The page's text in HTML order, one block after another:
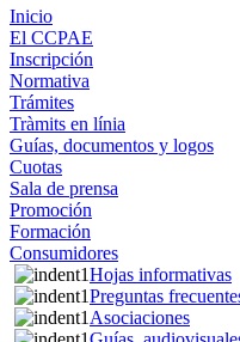
Inicio
El CCPAE
Inscripción
Normativa
Trámites
Tràmits en línia
Guías, documentos y logos
Cuotas
Sala de prensa
Promoción
Formación
Consumidores
Hojas informativas
Preguntas
Asociaciones